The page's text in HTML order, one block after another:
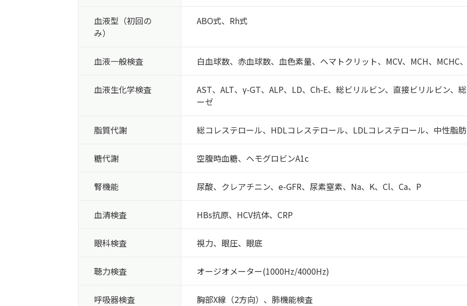
血液型 （初回の
み）
ABO式、Rh式
血液一般検査 白血球数、赤血球数、血色素量、ヘマトクリット、MCV、MCH、MCHC
血液生化学検査
AST、ALT、γ-GT、ALP、LD、Ch-E、総ビリルビン、直接ビリルビン、
ーゼ
脂質代謝 総コレステロール、HDLコレステロール、LDLコレステロール、中性脂
糖代謝 空腹時血糖、ヘモグロビンA1c
腎機能 尿酸、クレアチニン、e-GFR、尿素窒素、Na、K、Cl、Ca、P
血清検査 HBs抗原、HCV抗体、CRP
眼科検査 視力、眼圧、眼底
聴力検査 オージオメーター(1000Hz/4000Hz)
呼吸器検査 胸部X線（2方向）、肺機能検査